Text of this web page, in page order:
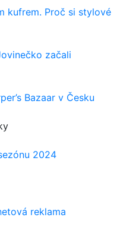
kufrem. Proč si stylové
začali
Bazaar v Česku
2024
reklama